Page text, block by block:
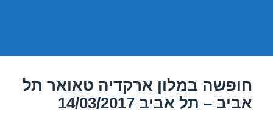
חופשה במלון ארקדיה טאואר תל
אביב – תל אביב 14/03/2017